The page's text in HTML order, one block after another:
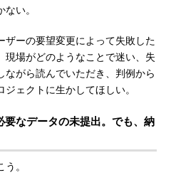
い。
ーの要望変更によって失敗した
現場がどのようなことで迷い、失
ながら読んでいただき、判例から
ェクトに生かしてほしい。
なデータの未提出。でも、納
。